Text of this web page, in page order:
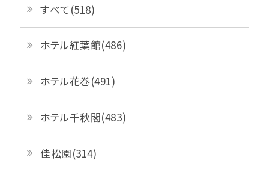
すべて(518)
ホテル紅葉館(486)
ホテル花巻(491)
ホテル千秋閣(483)
佳松園(314)